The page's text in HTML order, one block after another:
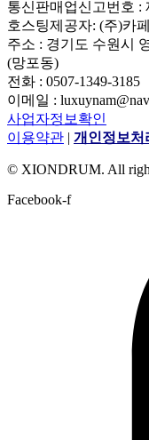
통신판매업신고번호 :
호스팅제공자: (주)카
주소 : 경기도 수원시
(망포동)
전화 : 0507-1349-3185
이메일 :
사업자정보확인
이용약관 | 개인정보처
© XIONDRUM. All
Facebook-f